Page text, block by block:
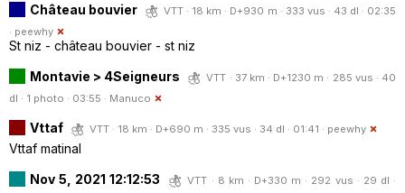
Château bouvier
VTT · 18 km · D+930 m · 333 vus · 43 dl · 02:35
· peewhy
St niz - château bouvier - st niz
Montavie > 4Seigneurs
VTT · 37 km · D+1230 m · 285 vus · 40
dl · 1 photo · 03:55 · Manuco
Vttaf VTT · 18 km · D+690 m · 335 vus · 34 dl · 01:41 · peewhy
Vttaf matinal
Nov 5, 2021 12:12:53
VTT · 8 km · D+330 m · 292 vus · 29 dl ·